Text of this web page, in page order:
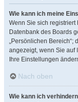
Wie kann ich meine
Wenn Sie sich
Datenbank des Boards
„Persönlichen Bereich“;
angezeigt, wenn Sie auf
Ihre Einstellungen
Nach oben
Wie kann ich